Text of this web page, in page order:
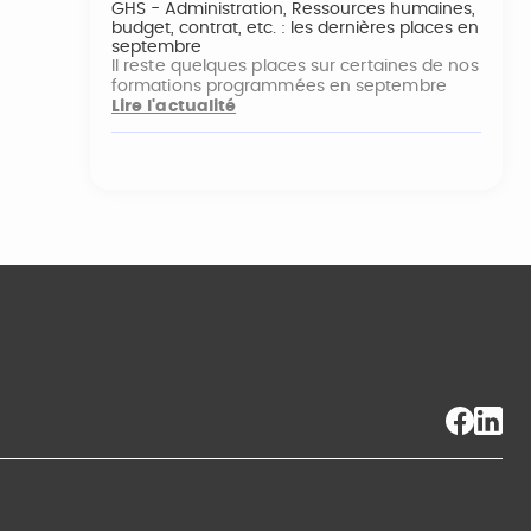
GHS - Administration, Ressources humaines,
budget, contrat, etc. : les dernières places en
septembre
Il reste quelques places sur certaines de nos
formations programmées en septembre
Lire l'actualité